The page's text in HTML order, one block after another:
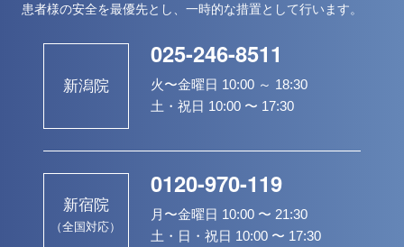
患者様の安全を最優先とし、一時的な措置として行います。
新潟院
025-246-8511
火〜金曜日 10:00 ～ 18:30
土・祝日 10:00 〜 17:30
新宿院
（全国対応）
0120-970-119
月〜金曜日 10:00 〜 21:30
土・日・祝日 10:00 〜 17:30